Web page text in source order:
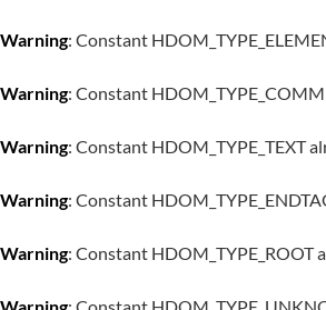
Warning: Constant
Warning: Constant
Warning: Constant HDOM_TYPE_TEXT
Warning: Constant
Warning: Constant HDOM_TYPE_ROOT